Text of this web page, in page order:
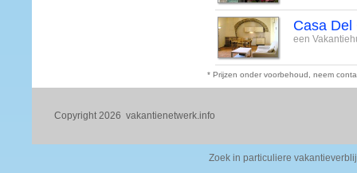
Casa Del
een
* Prijzen onder voorbehoud, neem
Copyright 2026 vakantienetwerk.info
Zoek in particuliere